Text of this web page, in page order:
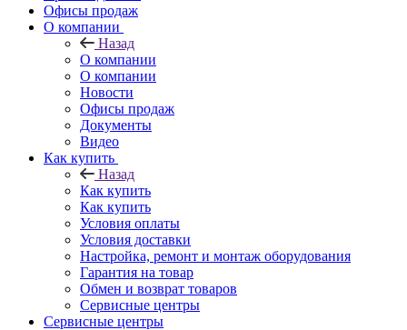
Офисы продаж
О компании
Назад
О компании
О компании
Новости
Офисы продаж
Документы
Видео
Как купить
Назад
Как купить
Как купить
Условия оплаты
Условия доставки
Настройка, ремонт и монтаж оборудования
Гарантия на товар
Обмен и возврат товаров
Сервисные центры
Сервисные центры